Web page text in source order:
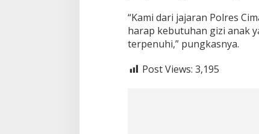
“Kami dari jajaran Polres
harap kebutuhan gizi anak
terpenuhi,” pungkasnya.
Post Views: 3,195